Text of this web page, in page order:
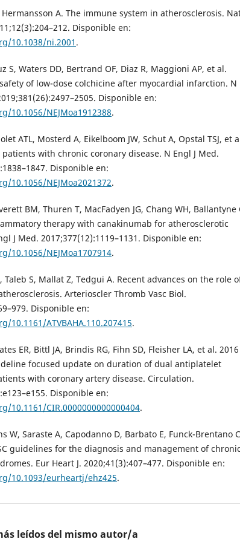
Hermansson A. The immune system in atherosclerosis.
Disponible en:
10.1038/ni.2001 .
S, Waters DD, Bertrand OF, Diaz R, Maggioni AP, et al.
of low-dose colchicine after myocardial infarction. N
Disponible en:
10.1056/NEJMoa1912388.
ATL, Mosterd A, Eikelboom JW, Schut A, Opstal TSJ, et
with chronic coronary disease. N Engl J Med.
Disponible en:
10.1056/NEJMoa2021372.
BM, Thuren T, MacFadyen JG, Chang WH, Ballantyne
therapy with canakinumab for atherosclerotic
J Med. 2017;377(12):1119–1131. Disponible en:
10.1056/NEJMoa1707914.
Taleb S, Mallat Z, Tedgui A. Recent advances on the role
Arterioscler Thromb Vasc Biol.
Disponible en:
10.1161/ATVBAHA.110.207415.
ER, Bittl JA, Brindis RG, Fihn SD, Fleisher LA, et al. 2016
focused update on duration of dual antiplatelet
with coronary artery disease. Circulation.
Disponible en:
10.1161/CIR.0000000000000404.
W, Saraste A, Capodanno D, Barbato E, Funck-Brentano
guidelines for the diagnosis and management of chronic
Eur Heart J. 2020;41(3):407–477. Disponible en:
10.1093/eurheartj/ehz425.
leídos del mismo autor/a